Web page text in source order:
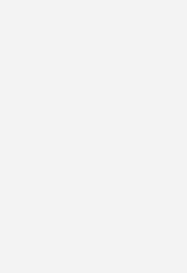
Netzentgelte
hat angekündigt, die Befreiung
vorzeitig abschaffen zu